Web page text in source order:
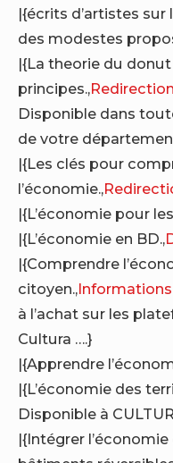
|{écrits d’artistes sur
des modestes
|{La theorie du
principes.,
Disponible dans
de votre
|{Les clés pour
l’économie.,
|{L’économie pour
|{L’économie en BD.,
|{Comprendre
citoyen.,
à l’achat sur les
Cultura ….}
|{Apprendre
|{L’économie des
Disponible à
|{Intégrer